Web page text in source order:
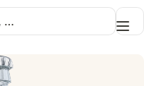
BLACKCURRANT